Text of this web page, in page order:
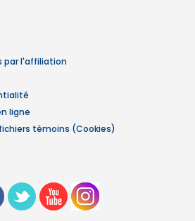
par l'affiliation
ligne
témoins (Cookies)